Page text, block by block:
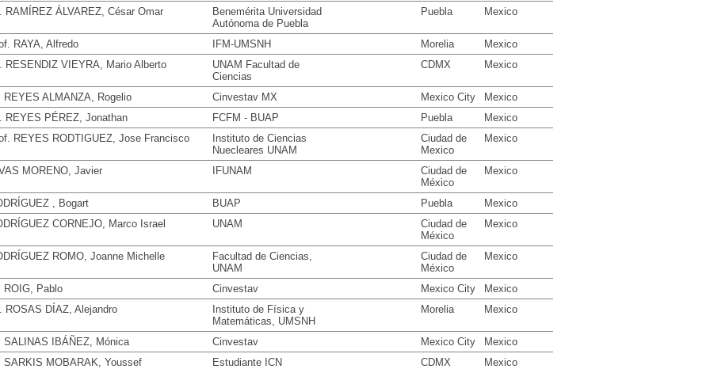
RAMÍREZ ÁLVAREZ, César Omar
Benemérita Universidad
Autónoma de Puebla
Puebla Mexico
RAYA, Alfredo IFM-UMSNH Morelia
Mexico
RESENDIZ VIEYRA, Mario Alberto
UNAM Facultad de
Ciencias
CDMX Mexico
REYES ALMANZA, Rogelio Cinvestav MX Mexico City
Mexico
REYES PÉREZ, Jonathan
FCFM - BUAP Puebla
Mexico
REYES RODTIGUEZ, Jose Francisco
Instituto de Ciencias
Nuecleares UNAM
Ciudad de
Mexico
Mexico
MORENO, Javier IFUNAM
Ciudad de
México
Mexico
, Bogart BUAP Puebla
Mexico
CORNEJO, Marco Israel
UNAM
Ciudad de
México
Mexico
ROMO, Joanne Michelle
Facultad de Ciencias,
UNAM
Ciudad de
México
Mexico
ROIG, Pablo Cinvestav Mexico City
Mexico
ROSAS DÍAZ, Alejandro
Instituto de Física y
Matemáticas, UMSNH
Morelia Mexico
SALINAS IBÁÑEZ, Mónica Cinvestav Mexico City
Mexico
SARKIS MOBARAK, Youssef
Estudiante ICN CDMX
Mexico